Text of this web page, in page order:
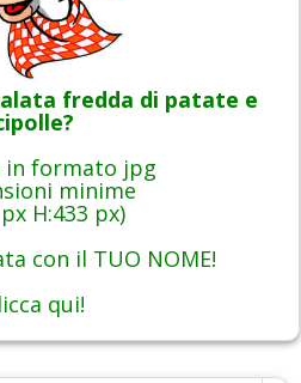
fredda di patate e
in formato jpg
minime
H:433 px)
con il TUO NOME!
qui!